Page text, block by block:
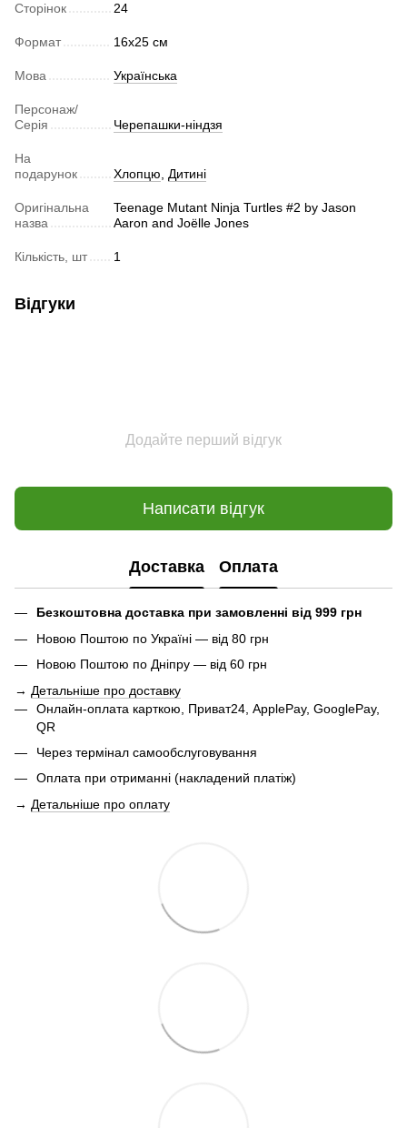
Сторінок 24
Формат 16х25 см
Мова Українська
Персонаж/
Серія
Черепашки-ніндзя
На
подарунок
Хлопцю, Дитині
Оригінальна
назва
Teenage Mutant Ninja Turtles #2 by Jason
Aaron and Joëlle Jones
Кількість, шт 1
Відгуки
Додайте перший відгук
Написати відгук
Доставка Оплата
Безкоштовна доставка при замовленні від 999 грн
Новою Поштою по Україні — від 80 грн
Новою Поштою по Дніпру — від 60 грн
→ Детальніше про доставку
Онлайн-оплата карткою, Приват24, ApplePay, GooglePay,
QR
Через термінал самообслуговування
Оплата при отриманні (накладений платіж)
→ Детальніше про оплату